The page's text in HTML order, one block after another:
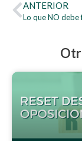
ANTERIOR